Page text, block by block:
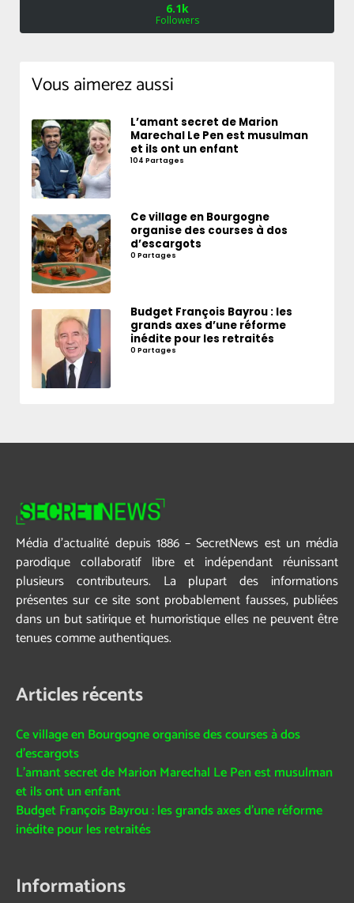
6.1k
Followers
Vous aimerez aussi
L’amant secret de Marion
Marechal Le Pen est musulman
et ils ont un enfant
104 Partages
Ce village en Bourgogne
organise des courses à dos
d’escargots
0 Partages
Budget François Bayrou : les
grands axes d’une réforme
inédite pour les retraités
0 Partages
Média d’actualité depuis 1886 – SecretNews est un média
parodique collaboratif libre et indépendant réunissant
plusieurs contributeurs. La plupart des informations
présentes sur ce site sont probablement fausses, publiées
dans un but satirique et humoristique elles ne peuvent être
tenues comme authentiques.
Articles récents
Ce village en Bourgogne organise des courses à dos
d’escargots
L’amant secret de Marion Marechal Le Pen est musulman
et ils ont un enfant
Budget François Bayrou : les grands axes d’une réforme
inédite pour les retraités
Informations